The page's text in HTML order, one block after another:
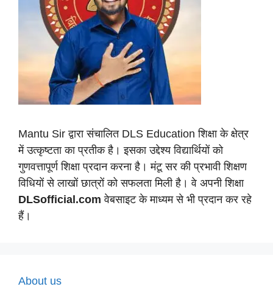
Mantu Sir द्वारा संचालित DLS Education शिक्षा के क्षेत्र
में उत्कृष्टता का प्रतीक है। इसका उद्देश्य विद्यार्थियों को
गुणवत्तापूर्ण शिक्षा प्रदान करना है। मंटू सर की प्रभावी शिक्षण
विधियों से लाखों छात्रों को सफलता मिली है। वे अपनी शिक्षा
DLSofficial.com वेबसाइट के माध्यम से भी प्रदान कर रहे
हैं।
About us